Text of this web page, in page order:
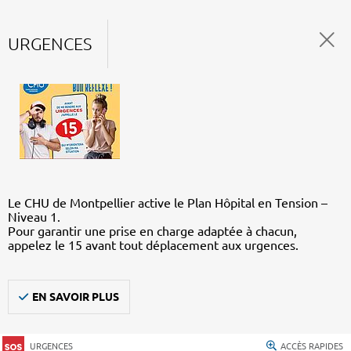
URGENCES
Le CHU de Montpellier active le Plan Hôpital en Tension –
Niveau 1.
Pour garantir une prise en charge adaptée à chacun,
appelez le 15 avant tout déplacement aux urgences.
EN SAVOIR PLUS
URGENCES ACCÈS RAPIDES